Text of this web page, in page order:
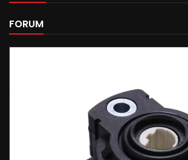
FORUM